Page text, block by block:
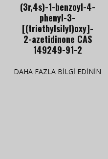
(3r,4s)-1-benzoyl-4-
phenyl-3-
[(triethylsilyl)oxy]-
2-azetidinone CAS
149249-91-2
DAHA FAZLA BILGI EDININ